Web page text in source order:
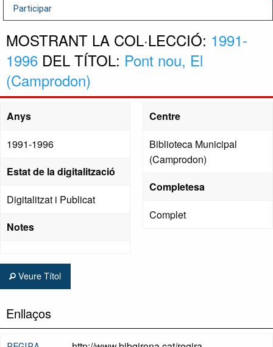
Participar
MOSTRANT LA COL·LECCIÓ: 1991-
1996 DEL TÍTOL: Pont nou, El
(Camprodon)
Anys
1991-1996
Estat de la digitalització
Digitalitzat i Publicat
Notes
Centre
Biblioteca Municipal
(Camprodon)
Completesa
Complet
Veure Títol
Enllaços